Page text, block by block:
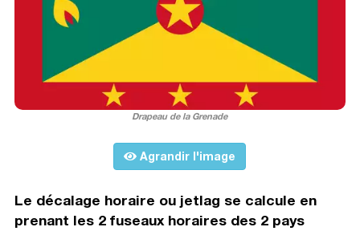
Drapeau de la Grenade
Agrandir l'image
Le décalage horaire ou jetlag se calcule en
prenant les 2 fuseaux horaires des 2 pays